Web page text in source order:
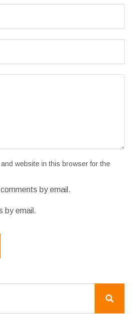
website in this browser for the
by email.
by email.